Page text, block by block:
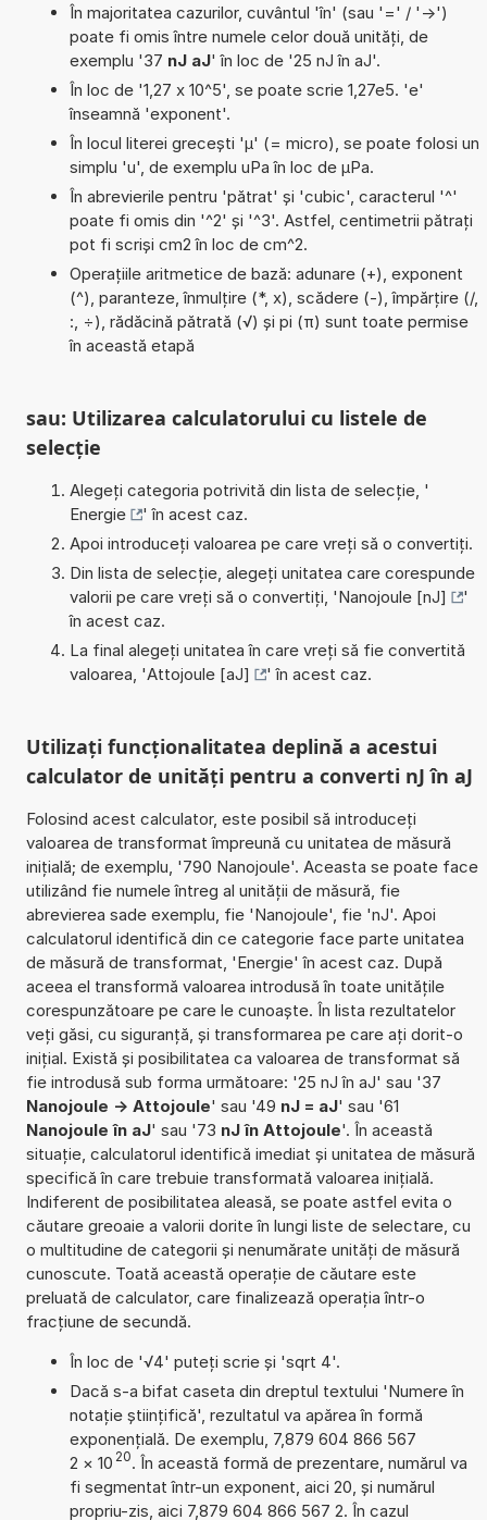
În majoritatea cazurilor, cuvântul 'în' (sau '=' / '->')
poate fi omis între numele celor două unități, de
exemplu '37 nJ aJ' în loc de '25 nJ în aJ'.
În loc de '1,27 x 10^5', se poate scrie 1,27e5. 'e'
înseamnă 'exponent'.
În locul literei grecești 'µ' (= micro), se poate folosi un
simplu 'u', de exemplu uPa în loc de µPa.
În abrevierile pentru 'pătrat' și 'cubic', caracterul '^'
poate fi omis din '^2' și '^3'. Astfel, centimetrii pătrați
pot fi scriși cm2 în loc de cm^2.
Operațiile aritmetice de bază: adunare (+), exponent
(^), paranteze, înmulțire (*, x), scădere (-), împărțire (/,
:, ÷), rădăcină pătrată (√) și pi (π) sunt toate permise
în această etapă
sau: Utilizarea calculatorului cu listele de
selecție
Alegeți categoria potrivită din lista de selecție, '
Energie
' în acest caz.
Apoi introduceți valoarea pe care vreți să o convertiți.
Din lista de selecție, alegeți unitatea care corespunde
valorii pe care vreți să o convertiți, 'Nanojoule [nJ]
'
în acest caz.
La final alegeți unitatea în care vreți să fie convertită
valoarea, 'Attojoule [aJ] ' în acest caz.
Utilizați funcționalitatea deplină a acestui
calculator de unități pentru a converti nJ în aJ
Folosind acest calculator, este posibil să introduceți
valoarea de transformat împreună cu unitatea de măsură
inițială; de exemplu, '790 Nanojoule'. Aceasta se poate face
utilizând fie numele întreg al unității de măsură, fie
abrevierea sade exemplu, fie 'Nanojoule', fie 'nJ'. Apoi
calculatorul identifică din ce categorie face parte unitatea
de măsură de transformat, 'Energie' în acest caz. După
aceea el transformă valoarea introdusă în toate unitățile
corespunzătoare pe care le cunoaște. În lista rezultatelor
veți găsi, cu siguranță, și transformarea pe care ați dorit-o
inițial. Există și posibilitatea ca valoarea de transformat să
fie introdusă sub forma următoare: '25 nJ în aJ' sau '37
Nanojoule -> Attojoule' sau '49 nJ = aJ' sau '61
Nanojoule în aJ' sau '73 nJ în Attojoule'. În această
situație, calculatorul identifică imediat și unitatea de măsură
specifică în care trebuie transformată valoarea inițială.
Indiferent de posibilitatea aleasă, se poate astfel evita o
căutare greoaie a valorii dorite în lungi liste de selectare, cu
o multitudine de categorii și nenumărate unități de măsură
cunoscute. Toată această operație de căutare este
preluată de calculator, care finalizează operația într-o
fracțiune de secundă.
În loc de '√4' puteți scrie și 'sqrt 4'.
Dacă s-a bifat caseta din dreptul textului 'Numere în
notație științifică', rezultatul va apărea în formă
exponențială. De exemplu, 7,879 604 866 567
2 × 10 20. În această formă de prezentare, numărul va
fi segmentat într-un exponent, aici 20, și numărul
propriu-zis, aici 7,879 604 866 567 2. În cazul